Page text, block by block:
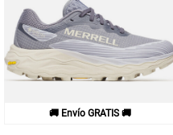
🚚 Envío GRATIS 🚚